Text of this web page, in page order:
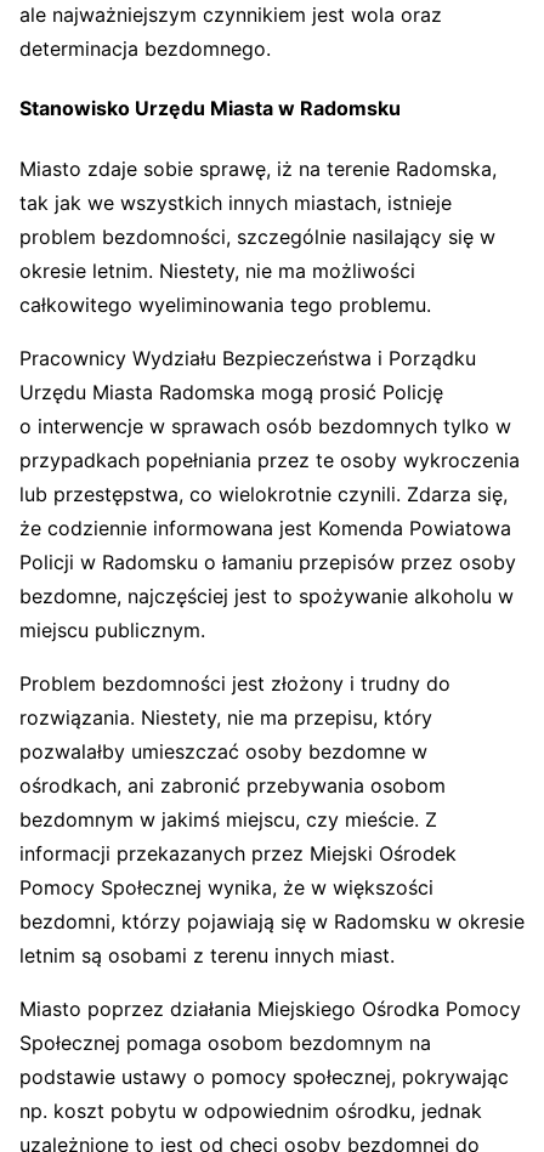
ale najważniejszym czynnikiem jest wola oraz
determinacja bezdomnego.
Stanowisko Urzędu Miasta w Radomsku
Miasto zdaje sobie sprawę, iż na terenie Radomska,
tak jak we wszystkich innych miastach, istnieje
problem bezdomności, szczególnie nasilający się w
okresie letnim. Niestety, nie ma możliwości
całkowitego wyeliminowania tego problemu.
Pracownicy Wydziału Bezpieczeństwa i Porządku
Urzędu Miasta Radomska mogą prosić Policję
o interwencje w sprawach osób bezdomnych tylko w
przypadkach popełniania przez te osoby wykroczenia
lub przestępstwa, co wielokrotnie czynili. Zdarza się,
że codziennie informowana jest Komenda Powiatowa
Policji w Radomsku o łamaniu przepisów przez osoby
bezdomne, najczęściej jest to spożywanie alkoholu w
miejscu publicznym.
Problem bezdomności jest złożony i trudny do
rozwiązania. Niestety, nie ma przepisu, który
pozwalałby umieszczać osoby bezdomne w
ośrodkach, ani zabronić przebywania osobom
bezdomnym w jakimś miejscu, czy mieście. Z
informacji przekazanych przez Miejski Ośrodek
Pomocy Społecznej wynika, że w większości
bezdomni, którzy pojawiają się w Radomsku w okresie
letnim są osobami z terenu innych miast.
Miasto poprzez działania Miejskiego Ośrodka Pomocy
Społecznej pomaga osobom bezdomnym na
podstawie ustawy o pomocy społecznej, pokrywając
np. koszt pobytu w odpowiednim ośrodku, jednak
uzależnione to jest od chęci osoby bezdomnej do